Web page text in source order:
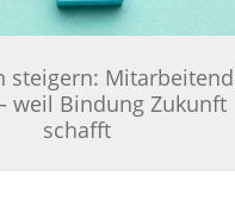
steigern:
weil Bindung Zukunft
schafft